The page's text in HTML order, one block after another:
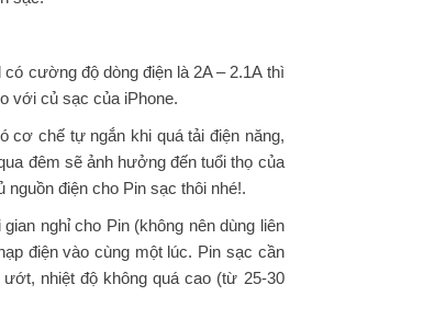
cường độ dòng điện là 2A – 2.1A thì
với củ sạc của iPhone.
cơ chế tự ngắn khi quá tải điện năng,
đêm sẽ ảnh hưởng đến tuổi thọ của
điện cho Pin sạc thôi nhé!.
nghỉ cho Pin (không nên dùng liên
điện vào cùng một lúc. Pin sạc cần
nhiệt độ không quá cao (từ 25-30